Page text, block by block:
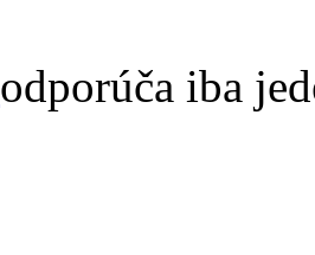
odporúča iba